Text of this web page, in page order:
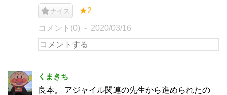
ナイス ★2
コメント(0) 2020/03/16
くまきち
良本。 アジャイル関連の先生から進められたの